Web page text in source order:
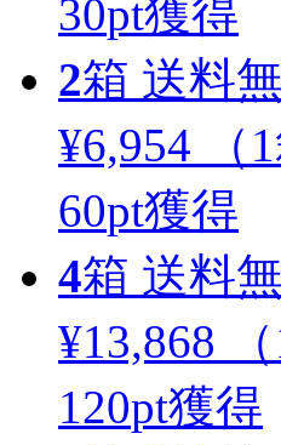
30pt獲得
2箱 送料
¥6,954
（
60pt獲得
4箱 送料
¥13,868
120pt獲得